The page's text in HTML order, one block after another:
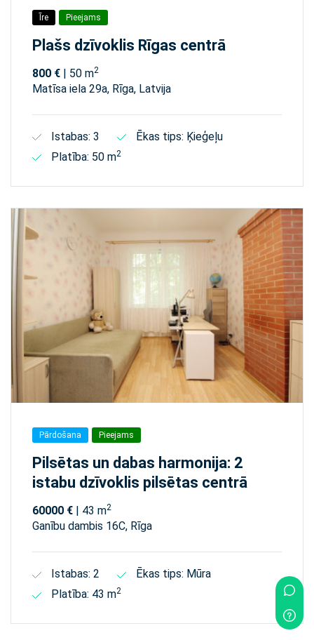
Īre Pieejams
Plašs dzīvoklis Rīgas centrā
800 € | 50 m2
Matīsa iela 29а, Rīga, Latvija
Istabas: 3
Ēkas tips: Ķieģeļu
Platība: 50 m2
Pārdošana Pieejams
Pilsētas un dabas harmonija: 2
istabu dzīvoklis pilsētas centrā
60000 € | 43 m2
Ganību dambis 16C, Rīga
Istabas: 2
Ēkas tips: Mūra
Platība: 43 m2